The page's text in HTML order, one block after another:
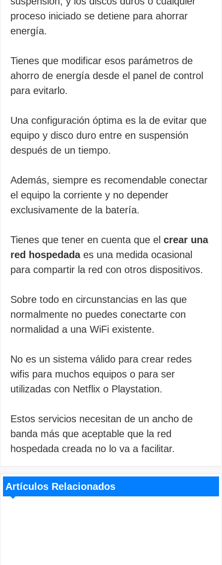
proceso iniciado se detiene para ahorrar
energía.
Tienes que modificar esos parámetros de
ahorro de energía desde el panel de control
para evitarlo.
Una configuración óptima es la de evitar que
equipo y disco duro entre en suspensión
después de un tiempo.
Además, siempre es recomendable conectar
el equipo la corriente y no depender
exclusivamente de la batería.
Tienes que tener en cuenta que el crear una
red hospedadaes una medida ocasional
para compartir la red con otros dispositivos.
Sobre todo en circunstancias en las que
normalmente no puedes conectarte con
normalidad a una WiFi existente.
No es un sistema válido para crear redes
wifis para muchos equipos o para ser
utilizadas con Netflix o Playstation.
Estos servicios necesitan de un ancho de
banda más que aceptable que la red
hospedada creada no lo va a facilitar.
Artículos Relacionados